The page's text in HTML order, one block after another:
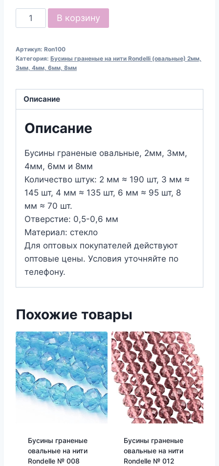
Количество
товара
граненые
овальные
нити,
Ron100,
золото
В корзину
Артикул: Ron100
Категория: Бусины граненые на нити Rondelli (овальные) 2мм,
3мм, 4мм, 6мм, 8мм
Описание
Описание
Бусины граненые овальные, 2мм, 3мм,
4мм, 6мм и 8мм
Количество штук: 2 мм ≈ 190 шт, 3 мм ≈
145 шт, 4 мм ≈ 135 шт, 6 мм ≈ 95 шт, 8
мм ≈ 70 шт.
Отверстие: 0,5-0,6 мм
Материал: стекло
Для оптовых покупателей действуют
оптовые цены. Условия уточняйте по
телефону.
Похожие товары
Бусины граненые
овальные на нити
Rondelle № 008
Бусины граненые
овальные на нити
Rondelle № 012